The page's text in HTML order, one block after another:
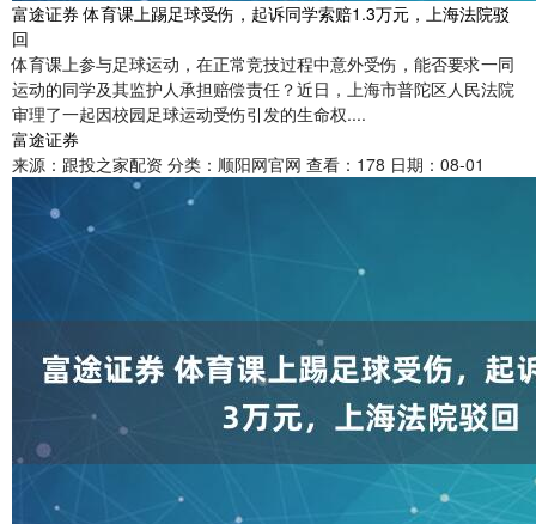
富途证券 体育课上踢足球受伤，起诉同学索赔1.3万元，上海法院驳
回
体育课上参与足球运动，在正常竞技过程中意外受伤，能否要求一同
运动的同学及其监护人承担赔偿责任？近日，上海市普陀区人民法院
审理了一起因校园足球运动受伤引发的生命权....
富途证券
来源：跟投之家配资 分类：顺阳网官网 查看：178 日期：08-01